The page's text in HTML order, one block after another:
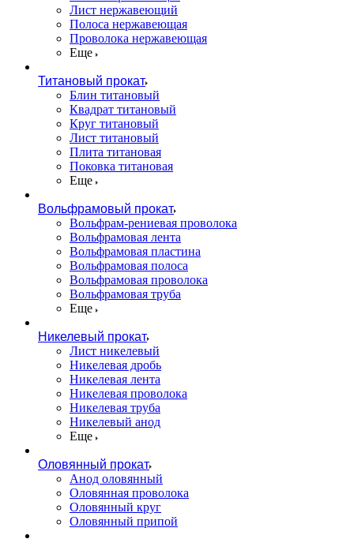
Лист нержавеющий
Полоса нержавеющая
Проволока нержавеющая
Еще
Титановый прокат
Блин титановый
Квадрат титановый
Круг титановый
Лист титановый
Плита титановая
Поковка титановая
Еще
Вольфрамовый прокат
Вольфрам-рениевая проволока
Вольфрамовая лента
Вольфрамовая пластина
Вольфрамовая полоса
Вольфрамовая проволока
Вольфрамовая труба
Еще
Никелевый прокат
Лист никелевый
Никелевая дробь
Никелевая лента
Никелевая проволока
Никелевая труба
Никелевый анод
Еще
Оловянный прокат
Анод оловянный
Оловянная проволока
Оловянный круг
Оловянный припой